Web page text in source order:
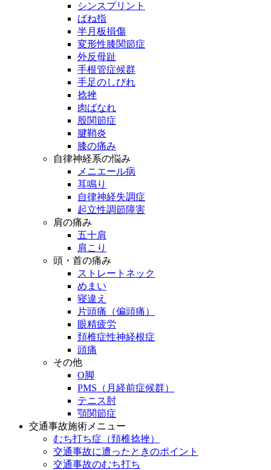
シンスプリント
ばね指
半月板損傷
変形性膝関節症
外反母趾
手根管症候群
手足のしびれ
捻挫
肉ばなれ
股関節症
腱鞘炎
膝の痛み
自律神経系の悩み
メニエール病
耳鳴り
自律神経失調症
起立性調節障害
肩の痛み
五十肩
肩こり
頭・首の痛み
ストレートネック
めまい
寝違え
片頭痛（偏頭痛）
眼精疲労
頚椎症性神経根症
頭痛
その他
O脚
PMS（月経前症候群）
テニス肘
顎関節症
交通事故施術メニュー
むち打ち症（頚椎捻挫）
交通事故に遭ったときのポイント
交通事故のむち打ち